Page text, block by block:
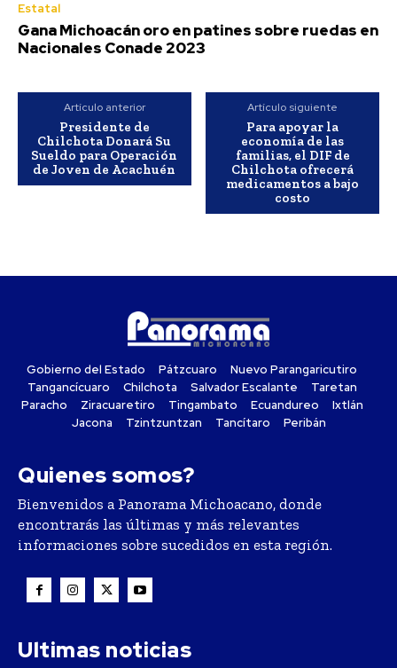
Estatal
Gana Michoacán oro en patines sobre ruedas en
Nacionales Conade 2023
Artículo anterior
Presidente de
Chilchota Donará Su
Sueldo para Operación
de Joven de Acachuén
Artículo siguiente
Para apoyar la
economía de las
familias, el DIF de
Chilchota ofrecerá
medicamentos a bajo
costo
Gobierno del Estado Pátzcuaro
Nuevo Parangaricutiro
Tangancícuaro
Chilchota Salvador Escalante
Taretan
Paracho
Ziracuaretiro Tingambato Ecuandureo
Ixtlán
Jacona
Tzintzuntzan Tancítaro Peribán
Quienes somos?
Bienvenidos a Panorama Michoacano, donde
encontrarás las últimas y más relevantes
informaciones sobre sucedidos en esta región.
Ultimas noticias